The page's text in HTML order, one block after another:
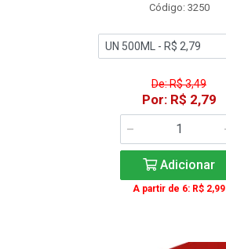
Código: 3250
De: R$ 3,49
Por: R$ 2,79
Adicionar
A partir de 6: R$ 2,99